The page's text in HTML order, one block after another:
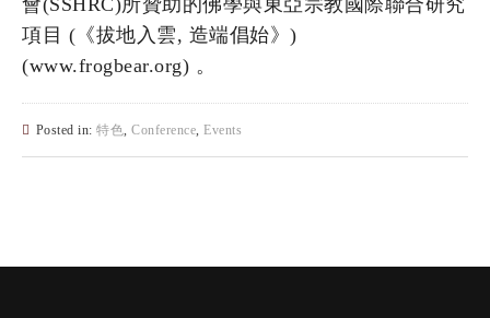
項目 (《拔地入雲, 造端倡始》)
(www.frogbear.org) 。
Posted in: 特色, Conference, Events